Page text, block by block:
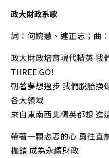
政大財政系歌
詞：何婉慧、連正志；曲
政大財政培育現代精英 我
THREE GO!
朝著夢想邁步 我們脫胎換
各大領域
來自東南西北精英都想 進
帶著一顆忐忑的心 勇往直
枷鎖 成為永續財政